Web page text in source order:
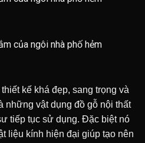
kế khá đẹp, sang trọng và
những vật dụng đồ gỗ nội thất
tiếp tục sử dụng. Đặc biệt nó
liệu kính hiện đại giúp tạo nên